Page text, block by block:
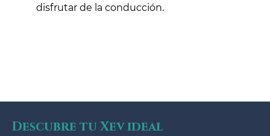
disfrutar de la conducción.
Descubre tu Xev ideal